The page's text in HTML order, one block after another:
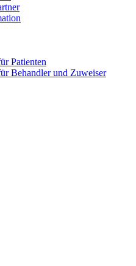
Patienten
Behandler und Zuweiser